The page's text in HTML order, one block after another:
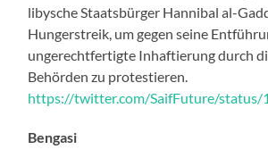
libysche Staatsbürger Hannibal al-
Hungerstreik, um gegen seine
ungerechtfertigte Inhaftierung durch
Behörden zu protestieren.
https://twitter.com/SaifFuture/status/
Bengasi